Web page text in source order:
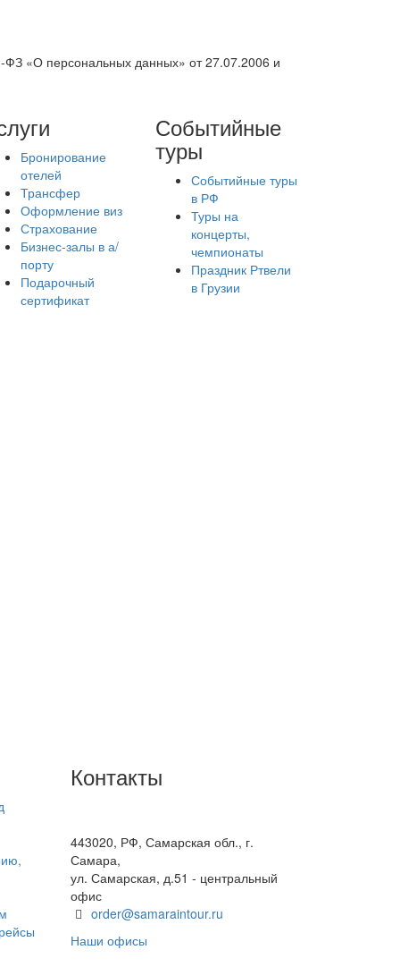
ФЗ «О персональных данных» от 27.07.2006 и
Бронирование
отелей
Трансфер
Оформление виз
Страхование
Бизнес-залы в а/
порту
Подарочный
сертификат
Событийные
туры
Событийные туры
в РФ
Туры на
концерты,
чемпионаты
Праздник Ртвели
в Грузии
Контакты
443020, РФ, Самарская обл., г.
Самара,
ул. Самарская, д.51 - центральный
офис
order@samaraintour.ru
Наши офисы